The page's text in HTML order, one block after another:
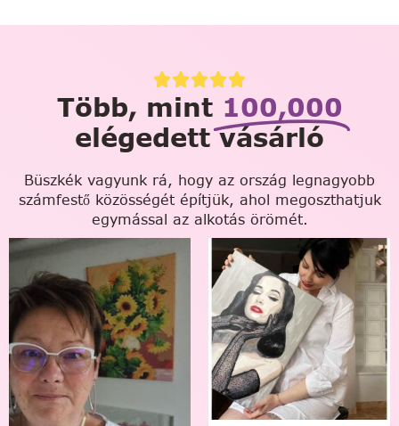
Több, mint 100,000
elégedett vásárló
Büszkék vagyunk rá, hogy az ország legnagyobb
számfestő közösségét építjük, ahol megoszthatjuk
egymással az alkotás örömét.